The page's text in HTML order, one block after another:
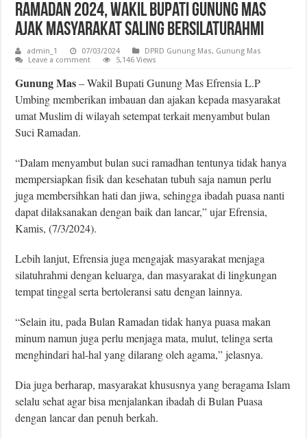
Ramadan 2024, Wakil Bupati Gunung Mas
Ajak Masyarakat Saling Bersilaturahmi
admin_1 07/03/2024 DPRD Gunung Mas, Gunung Mas
Leave a comment
5,146 Views
Gunung Mas– Wakil Bupati Gunung Mas Efrensia L.P
Umbing memberikan imbauan dan ajakan kepada masyarakat
umat Muslim di wilayah setempat terkait menyambut bulan
Suci Ramadan.
“Dalam menyambut bulan suci ramadhan tentunya tidak hanya
mempersiapkan fisik dan kesehatan tubuh saja namun perlu
juga membersihkan hati dan jiwa, sehingga ibadah puasa nanti
dapat dilaksanakan dengan baik dan lancar,” ujar Efrensia,
Kamis, (7/3/2024).
Lebih lanjut, Efrensia juga mengajak masyarakat menjaga
silatuhrahmi dengan keluarga, dan masyarakat di lingkungan
tempat tinggal serta bertoleransi satu dengan lainnya.
“Selain itu, pada Bulan Ramadan tidak hanya puasa makan
minum namun juga perlu menjaga mata, mulut, telinga serta
menghindari hal-hal yang dilarang oleh agama,” jelasnya.
Dia juga berharap, masyarakat khususnya yang beragama Islam
selalu sehat agar bisa menjalankan ibadah di Bulan Puasa
dengan lancar dan penuh berkah.